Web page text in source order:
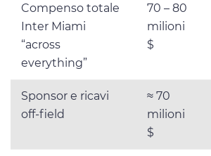
Compenso totale
Inter Miami
“across
everything”
70 – 80
milioni
$
Sponsor e ricavi
off-field
≈ 70
milioni
$